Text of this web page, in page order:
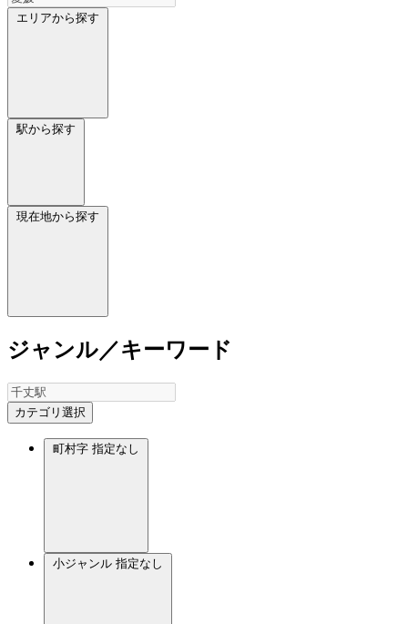
エリアから探す
駅から探す
現在地から探す
ジャンル／キーワード
カテゴリ選択
町村字 指定なし
小ジャンル 指定なし